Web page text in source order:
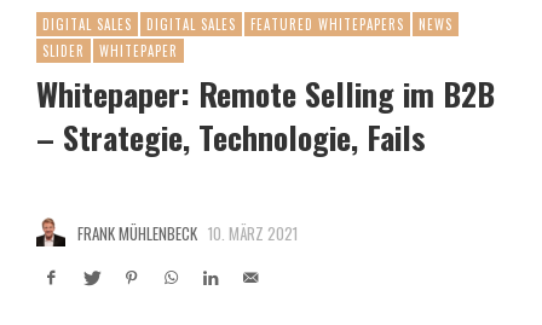
DIGITAL SALES DIGITAL SALES FEATURED WHITEPAPERS
NEWS
SLIDER
WHITEPAPER
Whitepaper: Remote Selling im B2B
– Strategie, Technologie, Fails
FRANK MÜHLENBECK 10. MÄRZ 2021